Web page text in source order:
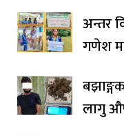
अन्तर
गणेश
लागु